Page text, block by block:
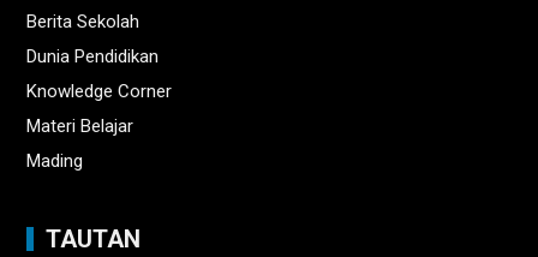
Berita Sekolah
Dunia Pendidikan
Knowledge Corner
Materi Belajar
Mading
TAUTAN